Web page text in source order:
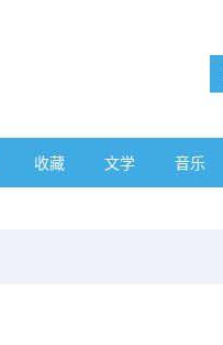
收藏 文学 音乐